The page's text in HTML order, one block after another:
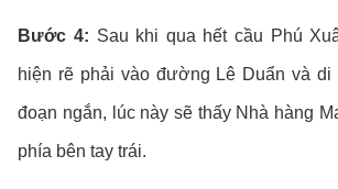
Bước 4: Sau khi qua hết cầu Phú
hiện rẽ phải vào đường Lê Duẩn và di
đoạn ngắn, lúc này sẽ thấy Nhà hàng
phía bên tay trái.